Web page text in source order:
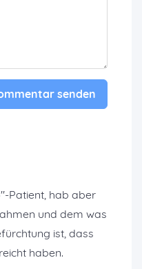
senden
Patient, hab aber
und dem was
ist, dass
haben.